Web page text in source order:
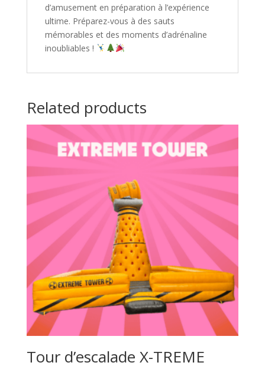
d’amusement en préparation à l’expérience
ultime. Préparez-vous à des sauts
mémorables et des moments d’adrénaline
inoubliables !
Related products
Tour d’escalade X-TREME